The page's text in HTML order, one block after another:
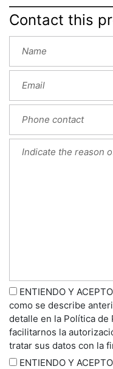
Contact this
ENTIENDO Y
como se describe
detalle en la Política de
facilitarnos la
tratar sus datos con la
ENTIENDO Y